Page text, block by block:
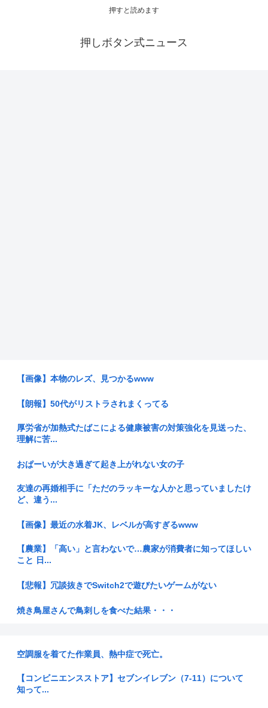
押すと読めます
押しボタン式ニュース
【画像】本物のレズ、見つかるwww
【朗報】50代がリストラされまくってる
厚労省が加熱式たばこによる健康被害の対策強化を見送った、
理解に苦...
おぱーいが大き過ぎて起き上がれない女の子
友達の再婚相手に「ただのラッキーな人かと思っていましたけ
ど、違う...
【画像】最近の水着JK、レベルが高すぎるwww
【農業】「高い」と言わないで…農家が消費者に知ってほしい
こと 日...
【悲報】冗談抜きでSwitch2で遊びたいゲームがない
焼き鳥屋さんで鳥刺しを食べた結果・・・
【悲報】職場の30代独身先輩、もれなくヤバい奴しかいない
www
懐かしいこと書け
空調服を着てた作業員、熱中症で死亡。
【コンビニエンスストア】セブンイレブン（7-11）について
知って...